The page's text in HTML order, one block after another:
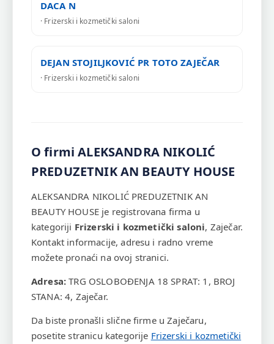
DACA N
· Frizerski i kozmetički saloni
DEJAN STOJILJKOVIĆ PR TOTO ZAJEČAR
· Frizerski i kozmetički saloni
O firmi ALEKSANDRA NIKOLIĆ
PREDUZETNIK AN BEAUTY HOUSE
ALEKSANDRA NIKOLIĆ PREDUZETNIK AN
BEAUTY HOUSE je registrovana firma u
kategoriji Frizerski i kozmetički saloni, Zaječar.
Kontakt informacije, adresu i radno vreme
možete pronaći na ovoj stranici.
Adresa: TRG OSLOBOĐENJA 18 SPRAT: 1, BROJ
STANA: 4, Zaječar.
Da biste pronašli slične firme u Zaječaru,
posetite stranicu kategorije Frizerski i kozmetički